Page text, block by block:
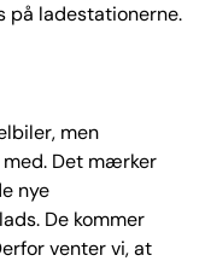
på ladestationerne.
men
Det mærker
nye
De kommer
venter vi, at